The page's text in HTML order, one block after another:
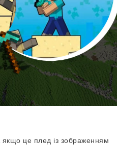
якщо це плед із зображенням